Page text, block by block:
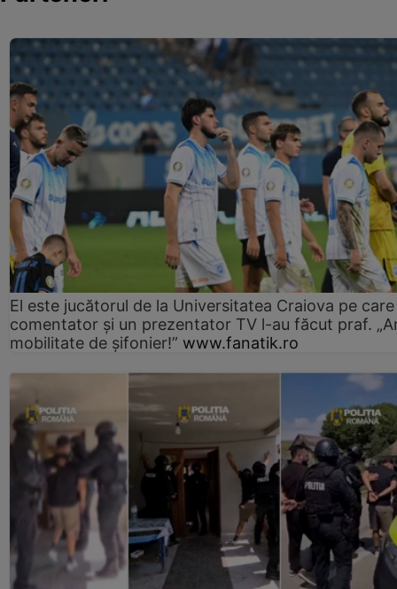
El este jucătorul de la Universitatea Craiova pe
comentator și un prezentator TV l-au făcut praf.
mobilitate de șifonier!” www.fanatik.ro